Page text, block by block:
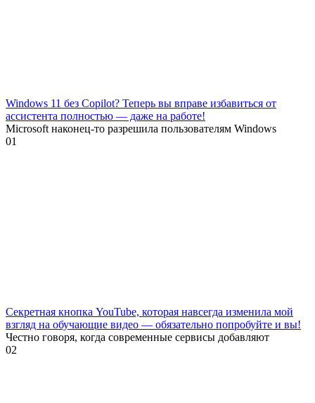
Windows 11 без Copilot? Теперь вы вправе избавиться от
ассистента полностью — даже на работе!
Microsoft наконец-то разрешила пользователям Windows
01
Секретная кнопка YouTube, которая навсегда изменила мой
взгляд на обучающие видео — обязательно попробуйте и вы!
Честно говоря, когда современные сервисы добавляют
02